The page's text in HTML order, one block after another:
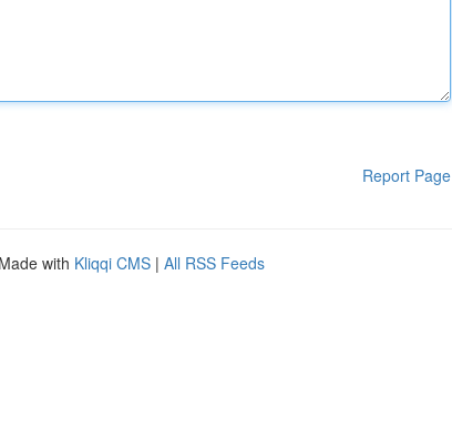
Report Page
with Kliqqi CMS | All RSS Feeds